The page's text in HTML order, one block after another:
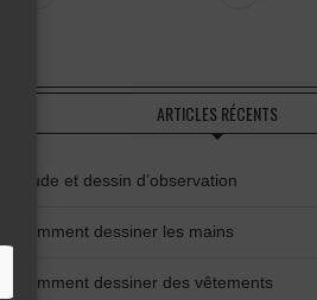
ARTICLES RÉCENTS
Étude et dessin d’observation
Comment dessiner les mains
Comment dessiner des vêtements